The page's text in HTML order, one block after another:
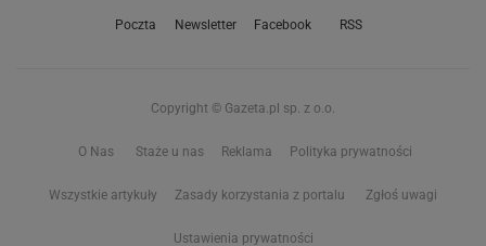
Poczta Newsletter Facebook RSS
Copyright © Gazeta.pl sp. z o.o.
O Nas Staże u nas Reklama Polityka prywatności
Wszystkie artykuły Zasady korzystania z portalu Zgłoś uwagi
Ustawienia prywatności